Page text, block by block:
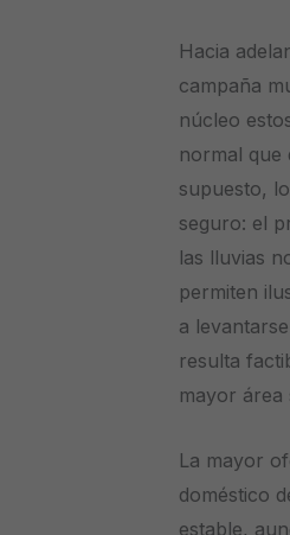
Hacia
campaña
núcleo
normal que
supuesto,
seguro: el
las lluvias
permiten
a
resulta
mayor área
La mayor
doméstico
estable,